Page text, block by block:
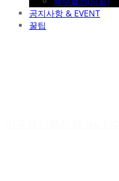
공지사항 & EVENT
꿀팁